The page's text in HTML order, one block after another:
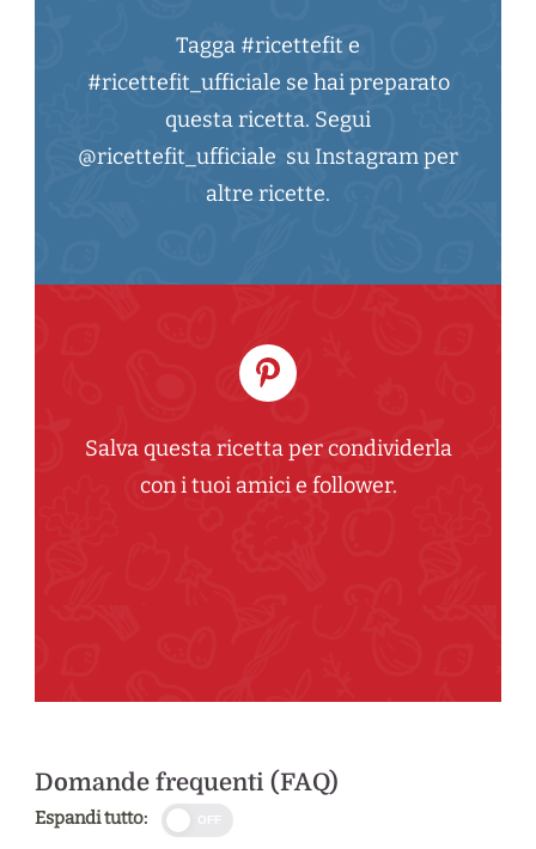
Tagga #ricettefit e
#ricettefit_ufficiale se hai preparato
questa ricetta. Segui
@ricettefit_ufficiale su Instagram per
altre ricette.
Salva questa ricetta per condividerla
con i tuoi amici e follower.
Domande frequenti (FAQ)
Espandi tutto: